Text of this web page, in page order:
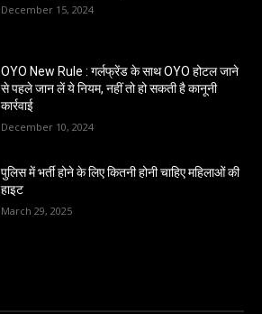
December 15, 2024
OYO New Rule : गर्लफ्रेंड के साथ OYO होटल जाने
से पहले जान लें ये नियम, नहीं तो हो सकती है कानूनी
कार्रवाई
December 10, 2024
पुलिस में भर्ती होने के लिए कितनी होनी चाहिए महिलाओं की
हाइट
March 29, 2025